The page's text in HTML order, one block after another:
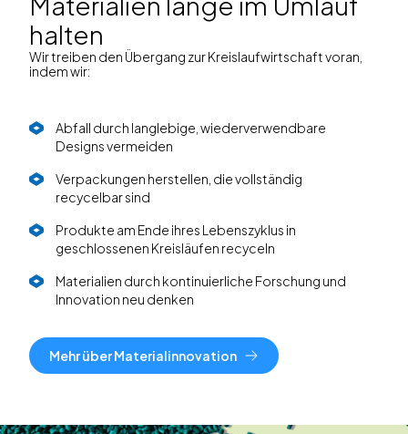
halten
Wir treiben den Übergang zur Kreislaufwirtschaft voran,
indem wir:
Abfall durch langlebige, wiederverwendbare
Designs vermeiden
Verpackungen herstellen, die vollständig
recycelbar sind
Produkte am Ende ihres Lebenszyklus in
geschlossenen Kreisläufen recyceln
Materialien durch kontinuierliche Forschung und
Innovation neu denken
Mehr über Materialinnovation